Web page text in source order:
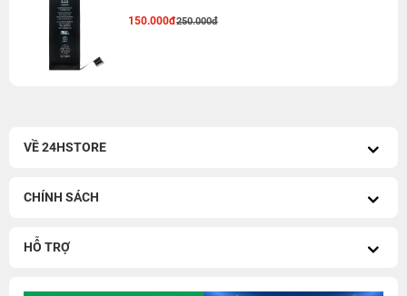
150.000đ250.000đ
VỀ 24HSTORE
CHÍNH SÁCH
HỖ TRỢ